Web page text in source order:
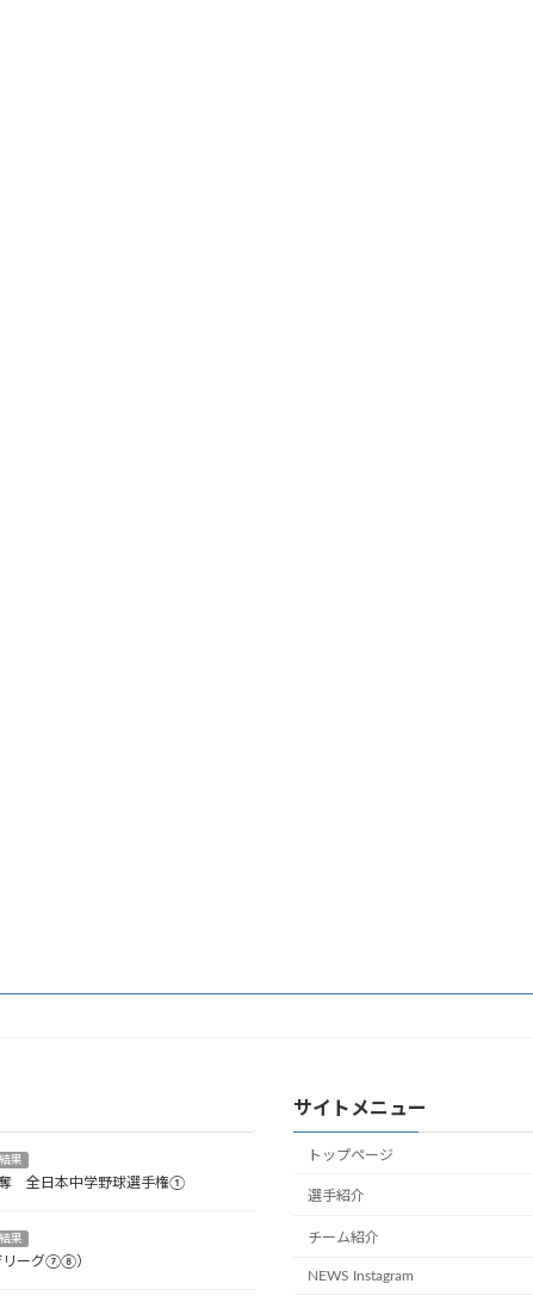
果
奪 全日本中学野球選手権①
果
リーグ⑦⑧）
サイトメニュー
トップページ
選手紹介
チーム紹介
NEWS Instagram